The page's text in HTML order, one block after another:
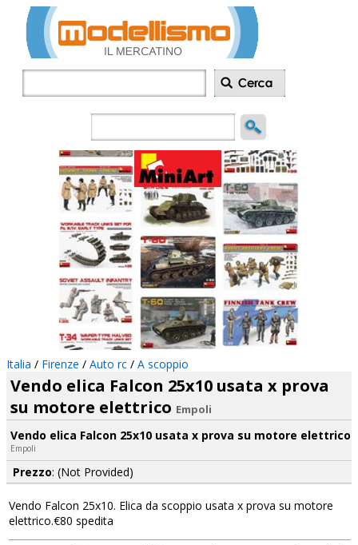
Italia / Firenze / Auto rc / A scoppio
Vendo elica Falcon 25x10 usata x prova
su motore elettrico Empoli
Vendo elica Falcon 25x10 usata x prova su motore elettrico
Empoli
Prezzo: (Not Provided)
Vendo Falcon 25x10. Elica da scoppio usata x prova su motore
elettrico.€80 spedita